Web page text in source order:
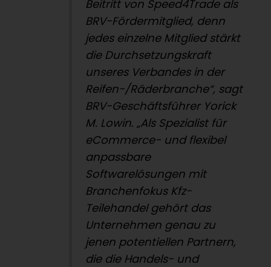
Beitritt von Speed4Trade als
BRV-Fördermitglied, denn
jedes einzelne Mitglied stärkt
die Durchsetzungskraft
unseres Verbandes in der
Reifen-/Räderbranche“, sagt
BRV-Geschäftsführer Yorick
M. Lowin. „Als Spezialist für
eCommerce- und flexibel
anpassbare
Softwarelösungen mit
Branchenfokus Kfz-
Teilehandel gehört das
Unternehmen genau zu
jenen potentiellen Partnern,
die die Handels- und